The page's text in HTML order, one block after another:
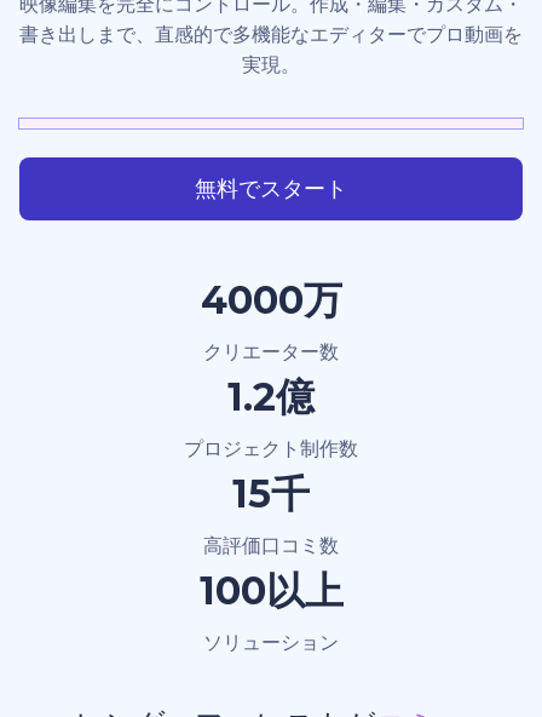
書き出しまで、直感的で多機能なエディターでプロ動画を
実現。
無料でスタート
4000万
クリエーター数
1.2億
プロジェクト制作数
15千
高評価口コミ数
100以上
ソリューション